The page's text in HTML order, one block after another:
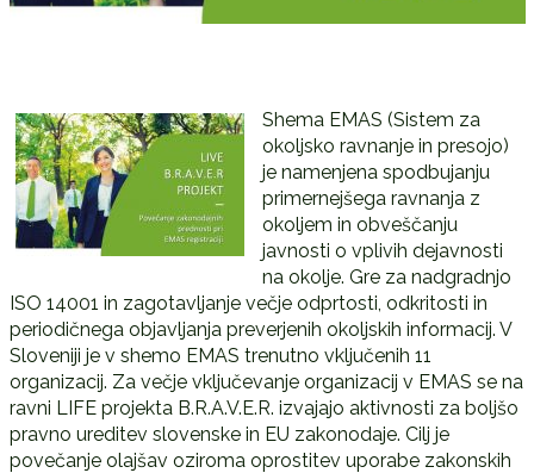
Shema EMAS (Sistem za
okoljsko ravnanje in presojo)
je namenjena spodbujanju
primernejšega ravnanja z
okoljem in obveščanju
javnosti o vplivih dejavnosti
na okolje. Gre za nadgradnjo
ISO 14001 in zagotavljanje večje odprtosti, odkritosti in
periodičnega objavljanja preverjenih okoljskih informacij. V
Sloveniji je v shemo EMAS trenutno vključenih 11
organizacij. Za večje vključevanje organizacij v EMAS se na
ravni LIFE projekta B.R.A.V.E.R. izvajajo aktivnosti za boljšo
pravno ureditev slovenske in EU zakonodaje. Cilj je
povečanje olajšav oziroma oprostitev uporabe zakonskih